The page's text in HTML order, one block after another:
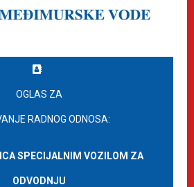
OGLAS ZA
RADNOG ODNOSA:
SPECIJALNIM VOZILOM ZA
ODVODNJU